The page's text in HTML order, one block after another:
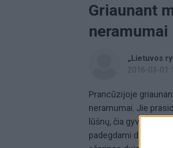
Griaunant
neramumai
„Lietuvos
2016-03-01
Prancūzijoje
neramumai. Jie
lūšnų, čia gyvenę
padegdami daugiau